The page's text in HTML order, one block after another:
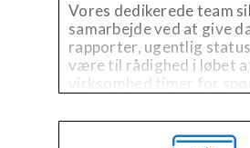
Vores dedikerede team
samarbejde ved at give
rapporter, ugentlig
være til rådighed i løbet
virksomhed timer for